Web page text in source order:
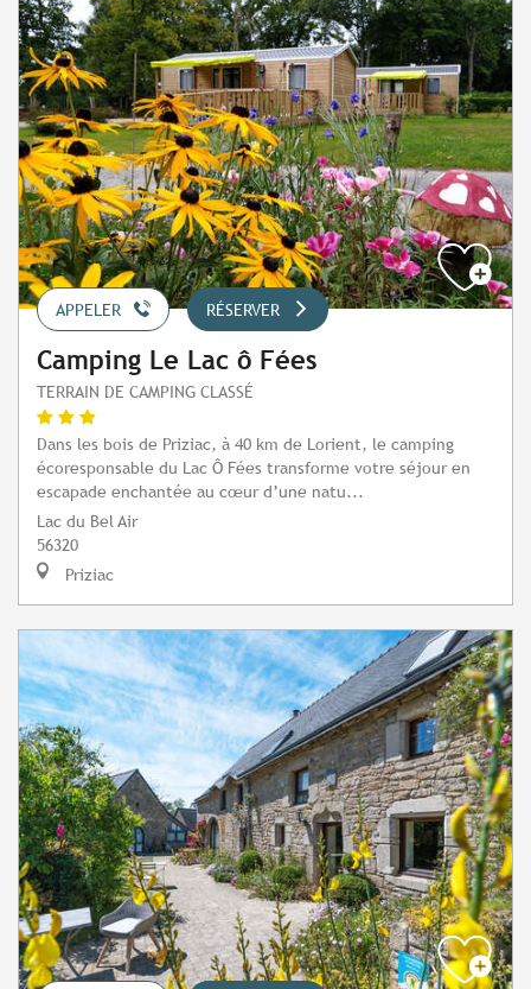
APPELER RÉSERVER
Camping Le Lac ô Fées
TERRAIN DE CAMPING CLASSÉ
Dans les bois de Priziac, à 40 km de Lorient, le camping
écoresponsable du Lac Ô Fées transforme votre séjour en
escapade enchantée au cœur d’une natu...
Lac du Bel Air
56320
Priziac